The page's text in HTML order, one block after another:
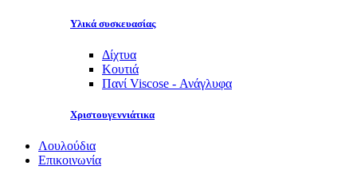
Υλικά συσκευασίας
Δίχτυα
Κουτιά
Πανί Viscose - Ανάγλυφα
Χριστουγεννιάτικα
Λουλούδια
Επικοινωνία